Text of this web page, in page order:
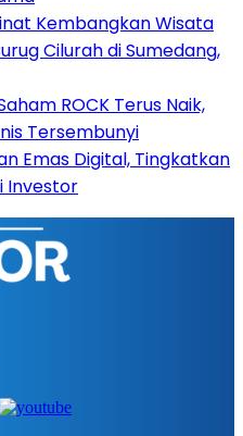
Kembangkan Wisata
Cilurah di Sumedang,
ROCK Terus Naik,
Tersembunyi
Emas Digital, Tingkatkan
Investor